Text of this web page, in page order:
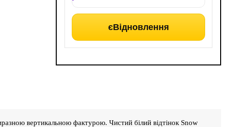
єВідновлення
вертикальною фактурою. Чистий білий відтінок Snow